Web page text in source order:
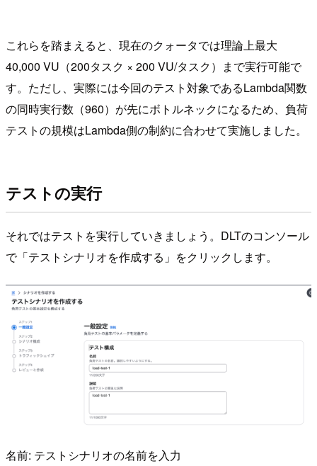
これらを踏まえると、現在のクォータでは理論上最大
40,000 VU（200タスク × 200 VU/タスク）まで実行可能で
す。ただし、実際には今回のテスト対象であるLambda関数
の同時実行数（960）が先にボトルネックになるため、負荷
テストの規模はLambda側の制約に合わせて実施しました。
テストの実行
それではテストを実行していきましょう。DLTのコンソール
で「テストシナリオを作成する」をクリックします。
名前: テストシナリオの名前を入力